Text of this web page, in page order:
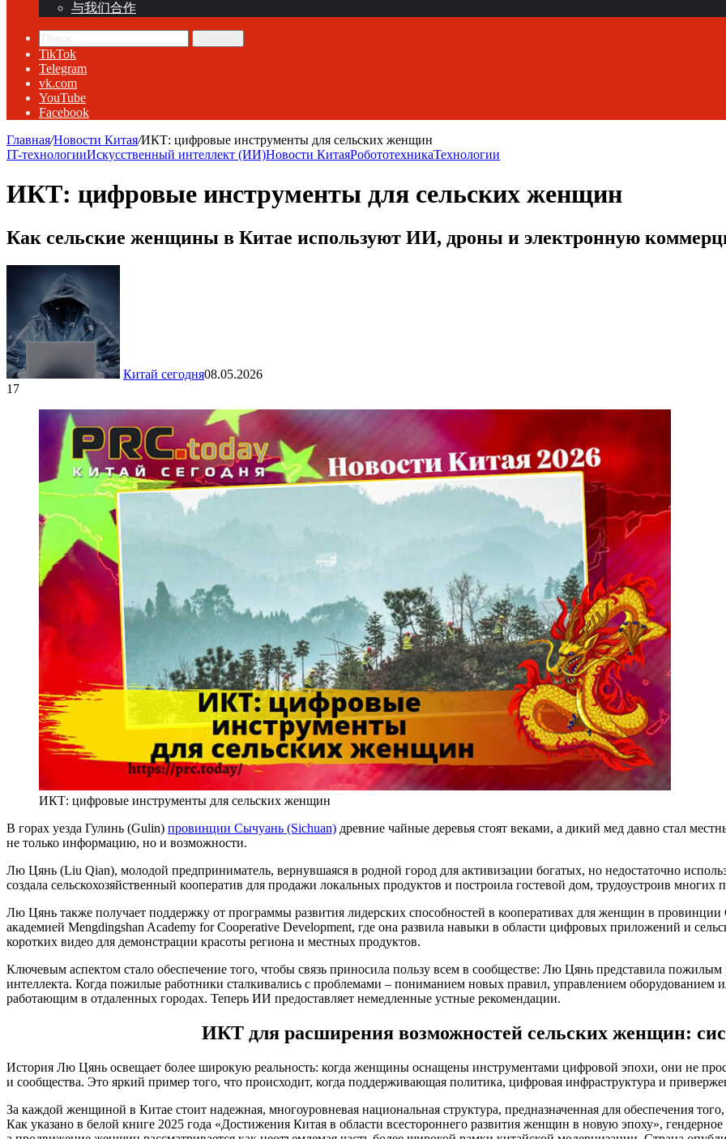
与我们合作
TikTok
Telegram
vk.com
YouTube
Facebook
Главная/Новости Китая/ИКТ: цифровые инструменты для сельских женщин
IT-технологииИскусственный интеллект (ИИ)Новости КитаяРобототехникаТехнологии
ИКТ: цифровые инструменты для сельских женщин
Как сельские женщины в Китае используют ИИ, дроны и электронную
Китай сегодня08.05.2026
17
ИКТ: цифровые инструменты для сельских женщин
В горах уезда Гулинь (Gulin) провинции Сычуань (Sichuan) древние чайные деревья стоят веками, а дикий мед давно стал
не только информацию, но и возможности.
Лю Цянь (Liu Qian), молодой предприниматель, вернувшаяся в родной город для активизации богатых, но недостаточно
создала сельскохозяйственный кооператив для продажи локальных продуктов и построила гостевой дом, трудоустроив
Лю Цянь также получает поддержку от программы развития лидерских способностей в кооперативах для женщин в
академией Mengdingshan Academy for Cooperative Development, где она развила навыки в области цифровых приложений и
коротких видео для демонстрации красоты региона и местных продуктов.
Ключевым аспектом стало обеспечение того, чтобы связь приносила пользу всем в сообществе: Лю Цянь представила
интеллекта. Когда пожилые работники сталкивались с проблемами – пониманием новых правил, управлением
работающим в отдаленных городах. Теперь ИИ предоставляет немедленные устные рекомендации.
ИКТ для расширения возможностей сельских женщин:
История Лю Цянь освещает более широкую реальность: когда женщины оснащены инструментами цифровой эпохи, они не
и сообщества. Это яркий пример того, что происходит, когда поддерживающая политика, цифровая инфраструктура и
За каждой женщиной в Китае стоит надежная, многоуровневая национальная структура, предназначенная для обеспечения
Как указано в белой книге 2025 года «Достижения Китая в области всестороннего развития женщин в новую эпоху»,